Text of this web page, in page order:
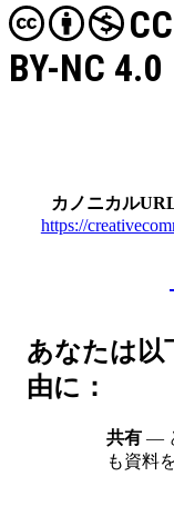
CC
BY-NC 4.0
カノニカル
https://
あなたは以
由に：
共有 —
も資料